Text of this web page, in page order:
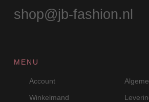
shop@jb-fashion.nl
MENU
Account
Winkelmand